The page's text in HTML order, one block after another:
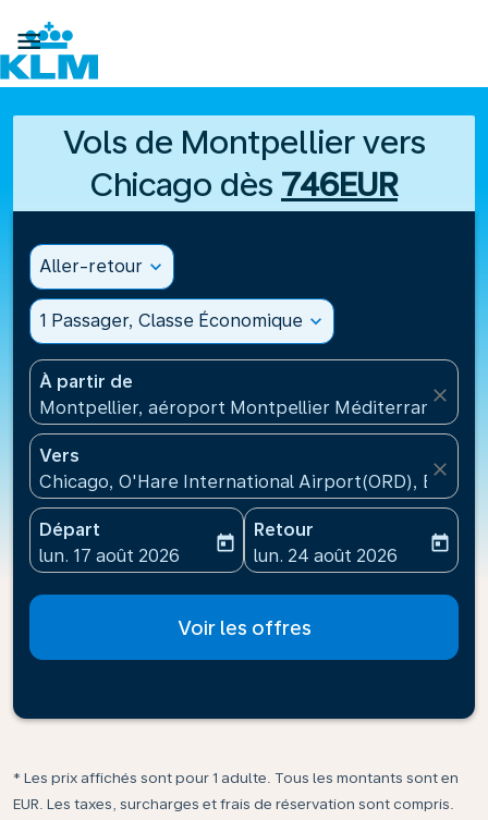

Vols de Montpellier vers
Chicago dès 746EUR
Aller-retour expand_more
1 Passager, Classe Économique expand_more
À partir de
Montpellier, aéroport Montpellier
close
Vers
Chicago, O'Hare International Airport(ORD), États-
close
Départ
fc-booking-departure-date-aria-label
lun. 17 août 2026
today
Retour
fc-booking-return-date-
lun. 24 août 2026
today
Voir les offres
* Les prix affichés sont pour 1 adulte. Tous les montants sont en
EUR. Les taxes, surcharges et frais de réservation sont compris.